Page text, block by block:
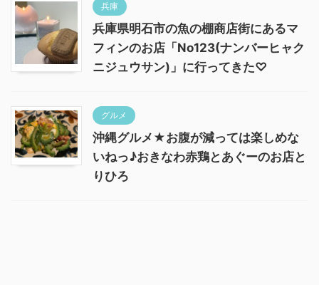
兵庫
兵庫県明石市の魚の棚商店街にあるマ
フィンのお店「No123(ナンバーヒャク
ニジュウサン)」に行ってきた♡
グルメ
沖縄グルメ★お腹が減っては楽しめな
いねっ♪おきなわ赤鶏とあぐーのお店と
りひろ